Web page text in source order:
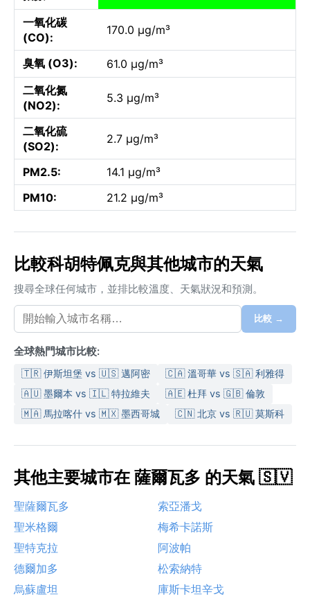
一氧化碳
(CO):
170.0 µg/m³
臭氧 (O3):
61.0 µg/m³
二氧化氮
(NO2):
5.3 µg/m³
二氧化硫
(SO2):
2.7 µg/m³
PM2.5:
14.1 µg/m³
PM10:
21.2 µg/m³
比較科胡特佩克與其他城市的天氣
搜尋全球任何城市，並排比較溫度、天氣狀況和預測。
比較 →
全球熱門城市比較:
🇹🇷 伊斯坦堡 vs 🇺🇸 邁阿密
🇨🇦 溫哥華 vs 🇸🇦 利雅得
🇦🇺 墨爾本 vs 🇮🇱 特拉維夫
🇦🇪 杜拜 vs 🇬🇧 倫敦
🇲🇦 馬拉喀什 vs 🇲🇽 墨西哥城
🇨🇳 北京 vs 🇷🇺 莫斯科
其他主要城市在 薩爾瓦多 的天氣 🇸🇻
聖薩爾瓦多
索亞潘戈
聖米格爾
梅希卡諾斯
聖特克拉
阿波帕
德爾加多
松索納特
烏蘇盧坦
庫斯卡坦辛戈